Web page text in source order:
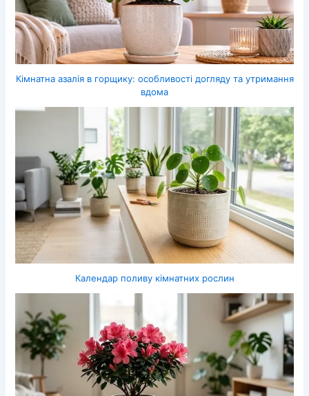
Кімнатна азалія в горщику: особливості догляду та утримання
вдома
Календар поливу кімнатних рослин